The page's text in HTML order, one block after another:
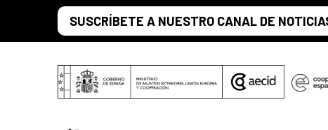
Saltar al contenido principal
SUSCRÍBETE A NUESTRO CANAL DE